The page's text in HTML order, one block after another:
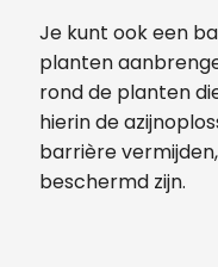
Je kunt ook een
planten
rond de planten
hierin de
barrière
beschermd zijn.